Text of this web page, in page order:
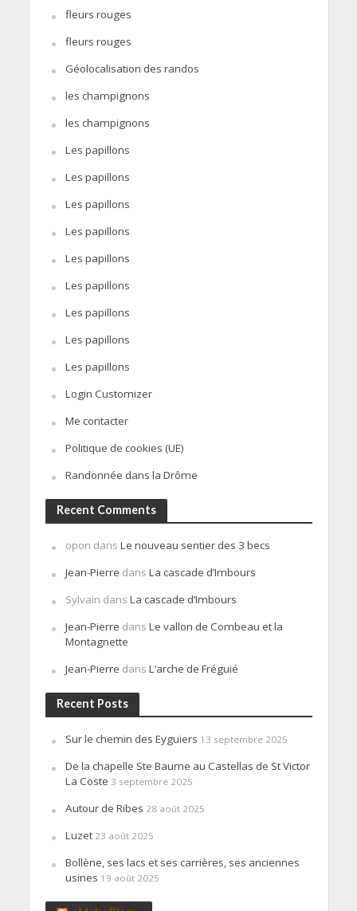
fleurs rouges
fleurs rouges
Géolocalisation des randos
les champignons
les champignons
Les papillons
Les papillons
Les papillons
Les papillons
Les papillons
Les papillons
Les papillons
Les papillons
Les papillons
Login Customizer
Me contacter
Politique de cookies (UE)
Randonnée dans la Drôme
Recent Comments
opon dans Le nouveau sentier des 3 becs
Jean-Pierre dans La cascade d’Imbours
Sylvain dans La cascade d’Imbours
Jean-Pierre dans Le vallon de Combeau et la
Montagnette
Jean-Pierre dans L’arche de Fréguié
Recent Posts
Sur le chemin des Eyguiers 13 septembre 2025
De la chapelle Ste Baume au Castellas de St Victor
La Coste 3 septembre 2025
Autour de Ribes 28 août 2025
Luzet 23 août 2025
Bollène, ses lacs et ses carrières, ses anciennes
usines 19 août 2025